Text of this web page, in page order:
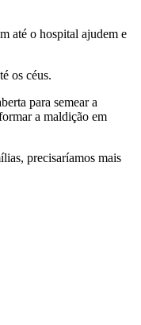
até o hospital ajudem e
os céus.
para semear a
a maldição em
precisaríamos mais